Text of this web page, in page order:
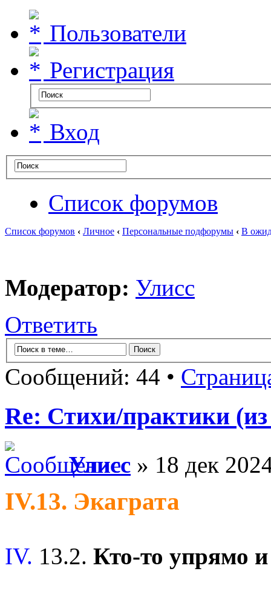
Пользователи
Регистрация
Вход
Список форумов
Список форумов ‹ Личное ‹ Персональные подфорумы ‹ В
Модератор: Улисс
Ответить
Сообщений: 44 •
Re: Стихи/практики
Улисс » 18 дек
IV.13. Экаграта
IV. 13.2. Кто-то упрямо